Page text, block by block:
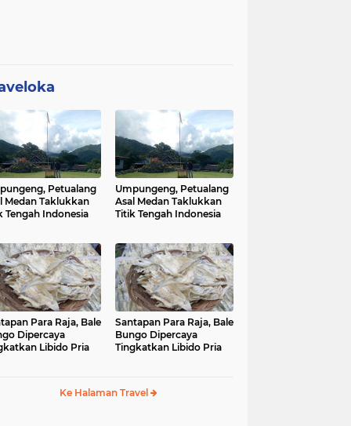
Petualang
Medan Taklukkan
Tengah Indonesia
Umpungeng, Petualang
Asal Medan Taklukkan
Titik Tengah Indonesia
Para Raja, Bale
Dipercaya
Libido Pria
Santapan Para Raja, Bale
Bungo Dipercaya
Tingkatkan Libido Pria
Ke Halaman Travel